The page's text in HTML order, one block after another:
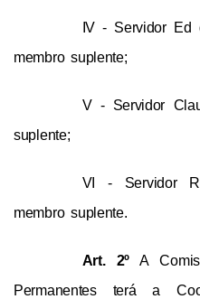
IV - Servidor Ed
membro suplente;
V - Servidor
suplente;
VI - Servidor
membro suplente.
Art. 2º A
Permanentes terá a